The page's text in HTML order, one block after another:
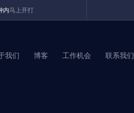
内马上开打
我们 博客 工作机会 联系我们